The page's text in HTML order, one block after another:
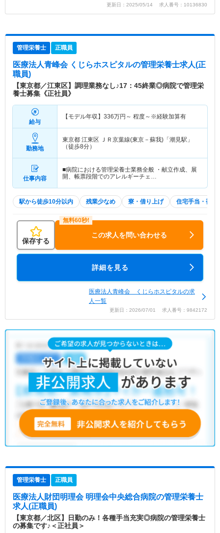
更新日：2025/05/14 求人番号：10136830
管理栄養士 正職員
医療法人青峰会 くじらホスピタルの管理栄養士求人(正
職員)
【東京都／江東区】調理業務なし♪17：45終業◎病院で管理栄
養士募集《正社員》
給与
【モデル年収】 336万円～ 程度～※経験加算有
勤務地
東京都 江東区 ＪＲ京葉線(東京－蘇我)「潮見駅」
（徒歩8分）
仕事内容
■病院における管理栄養士業務全般 ・献立作成、展
開、帳票段階でのアレルギーチェ…
駅から徒歩10分以内 残業少なめ 寮・借り上げ 住宅手当・補助
保存する
この求人を問い合わせる
詳細を見る
医療法人青峰会 くじらホスピタルの求
人一覧
更新日：2026/07/01 求人番号：9842172
管理栄養士 正職員
医療法人財団明理会 明理会中央総合病院の管理栄養士
求人(正職員)
【東京都／北区】日勤のみ！各種手当充実◎病院の管理栄養士
の募集です♪＜正社員＞